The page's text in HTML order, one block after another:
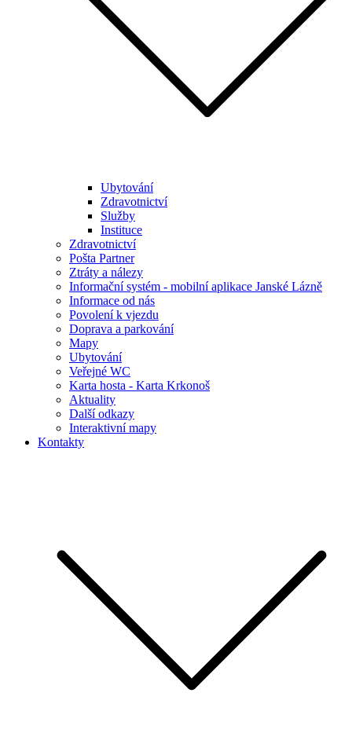
Ubytování
Zdravotnictví
Služby
Instituce
Zdravotnictví
Pošta Partner
Ztráty a nálezy
Informační systém - mobilní aplikace Janské Lázně
Informace od nás
Povolení k vjezdu
Doprava a parkování
Mapy
Ubytování
Veřejné WC
Karta hosta - Karta Krkonoš
Aktuality
Další odkazy
Interaktivní mapy
Kontakty